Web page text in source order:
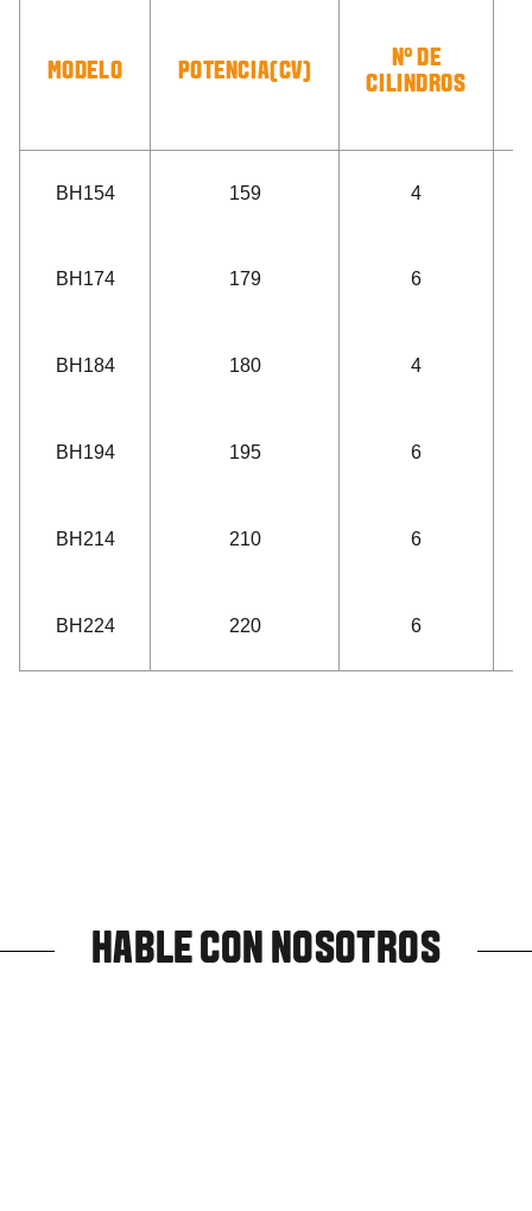
MODELO POTENCIA(CV)
N° DE
CILINDROS
BH154 159 4
BH174 179 6
BH184 180 4
BH194 195 6
BH214 210 6
BH224 220 6
HABLE CON NOSOTROS